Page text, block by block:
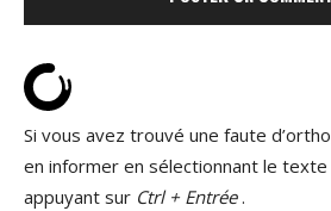
Si vous avez trouvé une faute
en informer en sélectionnant le
appuyant sur Ctrl + Entrée.